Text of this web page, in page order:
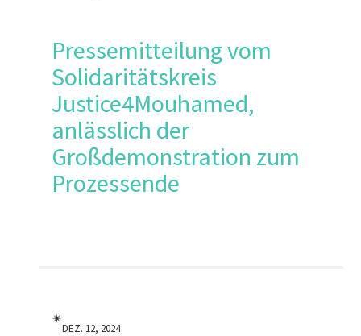
Pressemitteilung vom
Solidaritätskreis
Justice4Mouhamed,
anlässlich der
Großdemonstration zum
Prozessende
✴︎
DEZ. 12, 2024